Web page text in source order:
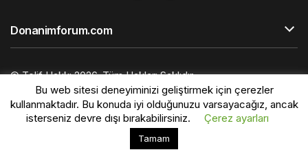
Bu web sitesinde en iyi deneyimi yaşamanızı sağlamak
için çerezler kullanılmaktadır.
Donanimforum.com
© Telif Hakkı 2026, Tüm Hakları Saklıdır.
Bu web sitesi deneyiminizi geliştirmek için çerezler
kullanmaktadır. Bu konuda iyi olduğunuzu varsayacağız, ancak
isterseniz devre dışı bırakabilirsiniz.
Çerez ayarları
Tamam